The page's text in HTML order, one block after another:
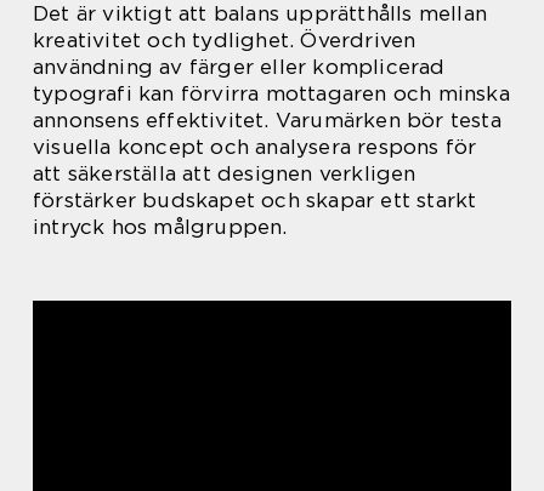
Det är viktigt att balans upprätthålls mellan
kreativitet och tydlighet. Överdriven
användning av färger eller komplicerad
typografi kan förvirra mottagaren och minska
annonsens effektivitet. Varumärken bör testa
visuella koncept och analysera respons för
att säkerställa att designen verkligen
förstärker budskapet och skapar ett starkt
intryck hos målgruppen.